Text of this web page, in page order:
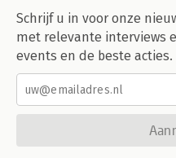
Schrijf u in voor onze
met relevante interviews
events en de beste acties.